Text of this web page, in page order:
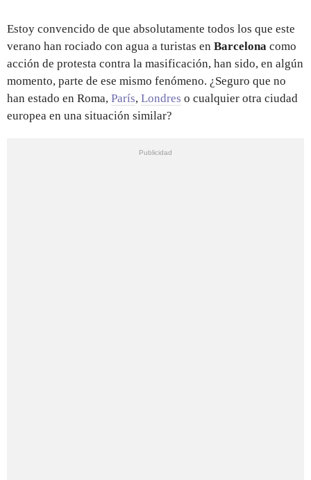
Estoy convencido de que absolutamente todos los que este
verano han rociado con agua a turistas en Barcelona como
acción de protesta contra la masificación, han sido, en algún
momento, parte de ese mismo fenómeno. ¿Seguro que no
han estado en Roma, París, Londres o cualquier otra ciudad
europea en una situación similar?